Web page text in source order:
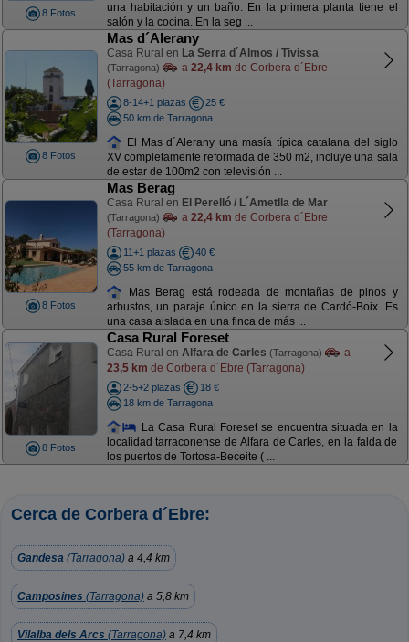
8 Fotos
una habitación y un baño. En la primera planta tiene el
salón y la cocina. En la seg ...
8 Fotos
Mas d´Alerany
Casa Rural en La Serra d´Almos / Tivissa
(Tarragona) a 22,4 km de Corbera d´Ebre
(Tarragona)
8-14+1 plazas
25 €
50 km de Tarragona
El Mas d´Alerany una masía típica catalana del siglo
XV completamente reformada de 350 m2, incluye una sala
de estar de 100m2 con televisión ...
8 Fotos
Mas Berag
Casa Rural en El Perelló / L´Ametlla de Mar
(Tarragona) a 22,4 km de Corbera d´Ebre
(Tarragona)
11+1 plazas
40 €
55 km de Tarragona
Mas Berag está rodeada de montañas de pinos y
arbustos, un paraje único en la sierra de Cardó-Boix. Es
una casa aislada en una finca de más ...
8 Fotos
Casa Rural Foreset
Casa Rural en Alfara de Carles (Tarragona)
a
23,5 km de Corbera d´Ebre (Tarragona)
2-5+2 plazas
18 €
18 km de Tarragona
La Casa Rural Foreset se encuentra situada en la
localidad tarraconense de Alfara de Carles, en la falda de
los puertos de Tortosa-Beceite ( ...
Cerca de Corbera d´Ebre:
Gandesa (Tarragona) a 4,4 km
Camposines (Tarragona) a 5,8 km
Vilalba dels Arcs (Tarragona) a 7,4 km